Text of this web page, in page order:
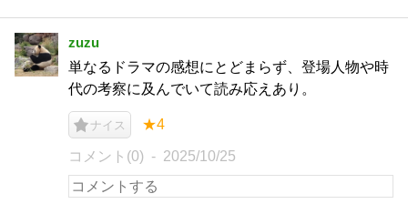
zuzu
単なるドラマの感想にとどまらず、登場人物や時
代の考察に及んでいて読み応えあり。
ナイス ★4
コメント(0) 2025/10/25